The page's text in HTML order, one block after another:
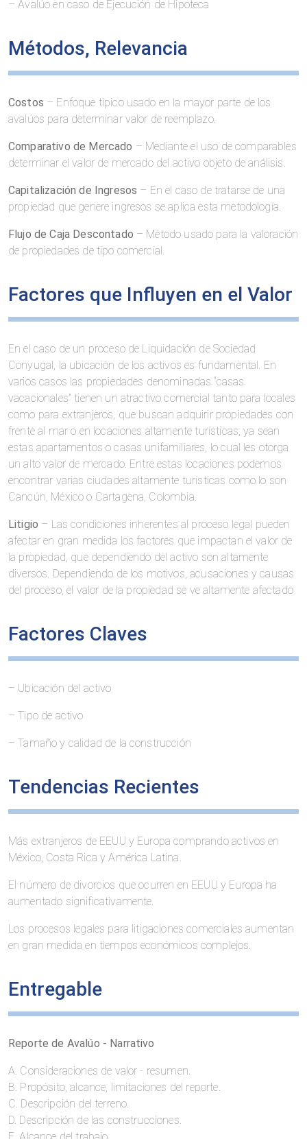
– Avalúo en caso de Ejecución de Hipoteca
Métodos, Relevancia
Costos – Enfoque típico usado en la mayor parte de los
avalúos para determinar valor de reemplazo.
Comparativo de Mercado – Mediante el uso de comparables
determinar el valor de mercado del activo objeto de análisis.
Capitalización de Ingresos – En el caso de tratarse de una
propiedad que genere ingresos se aplica esta metodología.
Flujo de Caja Descontado – Método usado para la valoración
de propiedades de tipo comercial.
Factores que Influyen en el Valor
En el caso de un proceso de Liquidación de Sociedad
Conyugal, la ubicación de los activos es fundamental. En
varios casos las propiedades denominadas “casas
vacacionales” tienen un atractivo comercial tanto para locales
como para extranjeros, que buscan adquirir propiedades con
frente al mar o en locaciones altamente turísticas, ya sean
estas apartamentos o casas unifamiliares, lo cual les otorga
un alto valor de mercado. Entre estas locaciones podemos
encontrar varias ciudades altamente turísticas como lo son
Cancún, México o Cartagena, Colombia.
Litigio – Las condiciones inherentes al proceso legal pueden
afectar en gran medida los factores que impactan el valor de
la propiedad, que dependiendo del activo son altamente
diversos. Dependiendo de los motivos, acusaciones y causas
del proceso, el valor de la propiedad se ve altamente afectado
Factores Claves
– Ubicación del activo
– Tipo de activo
– Tamaño y calidad de la construcción
Tendencias Recientes
Más extranjeros de EEUU y Europa comprando activos en
México, Costa Rica y América Latina.
El número de divorcios que ocurren en EEUU y Europa ha
aumentado significativamente.
Los procesos legales para litigaciones comerciales aumentan
en gran medida en tiempos económicos complejos.
Entregable
Reporte de Avalúo - Narrativo
A. Consideraciones de valor - resumen.
B. Propósito, alcance, limitaciones del reporte.
C. Descripción del terreno.
D. Descripción de las construcciones.